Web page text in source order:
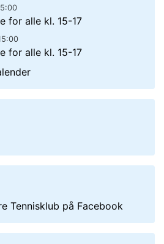
for alle kl. 15-17
for alle kl. 15-17